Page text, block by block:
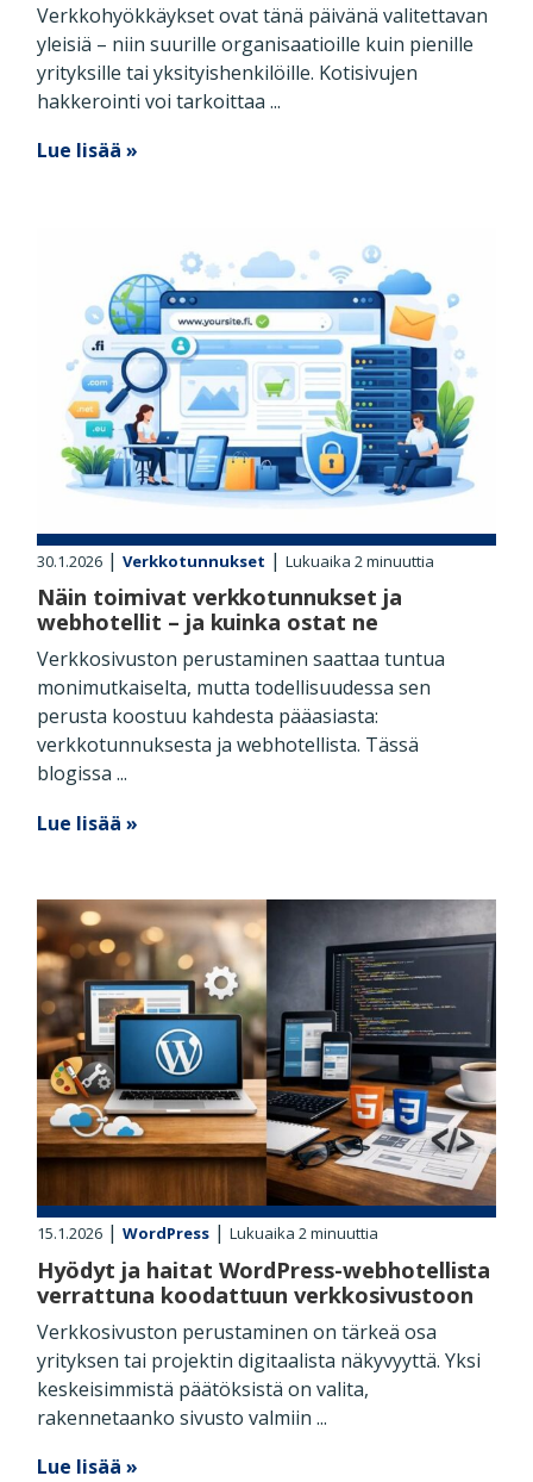
Verkkohyökkäykset ovat tänä päivänä valitettavan
yleisiä – niin suurille organisaatioille kuin pienille
yrityksille tai yksityishenkilöille. Kotisivujen
hakkerointi voi tarkoittaa ...
Lue lisää »
30.1.2026 |Verkkotunnukset |Lukuaika 2minuuttia
Näin toimivat verkkotunnukset ja
webhotellit – ja kuinka ostat ne
Verkkosivuston perustaminen saattaa tuntua
monimutkaiselta, mutta todellisuudessa sen
perusta koostuu kahdesta pääasiasta:
verkkotunnuksesta ja webhotellista. Tässä
blogissa ...
Lue lisää »
15.1.2026 |WordPress |Lukuaika 2minuuttia
Hyödyt ja haitat WordPress-webhotellista
verrattuna koodattuun verkkosivustoon
Verkkosivuston perustaminen on tärkeä osa
yrityksen tai projektin digitaalista näkyvyyttä. Yksi
keskeisimmistä päätöksistä on valita,
rakennetaanko sivusto valmiin ...
Lue lisää »